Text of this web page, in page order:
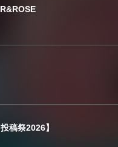
稿祭2026】